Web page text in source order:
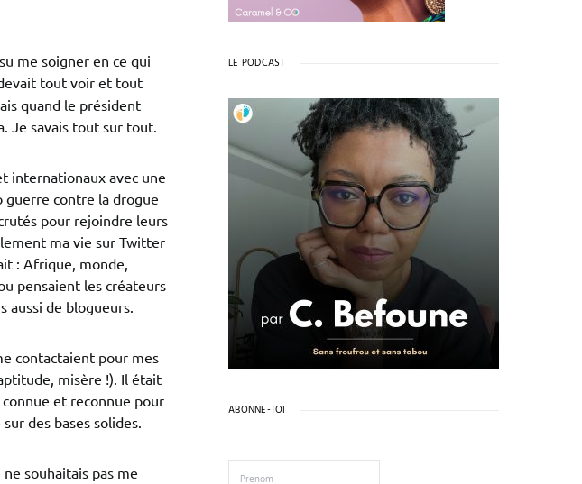
me soigner en ce qui
tout voir et tout
quand le président
Je savais tout sur tout.
internationaux avec une
guerre contre la drogue
pour rejoindre leurs
ma vie sur Twitter
: Afrique, monde,
pensaient les créateurs
aussi de blogueurs.
contactaient pour mes
misère !). Il était
et reconnue pour
des bases solides.
souhaitais pas me
LE PODCAST
ABONNE-TOI